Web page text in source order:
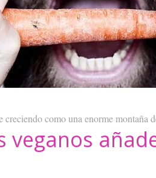
creciendo como una enorme montaña
veganos